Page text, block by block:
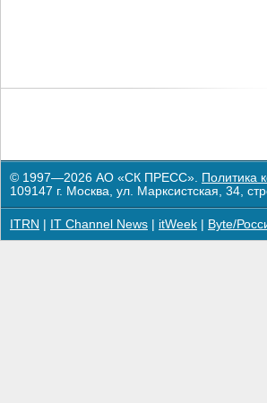
© 1997—2026 АО «СК ПРЕСС». Политика
109147 г. Москва, ул. Марксистская, 34,
ITRN IT Channel News itWeek Byte/